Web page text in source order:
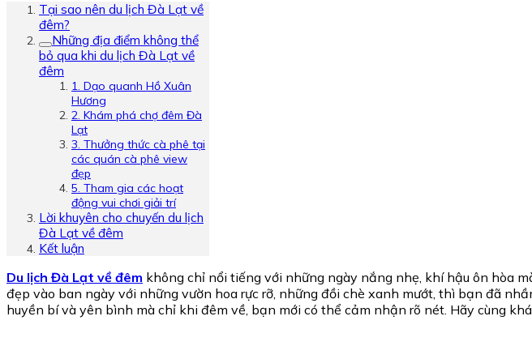
Tại sao nên du lịch Đà Lạt về
đêm?
Những địa điểm không thể
bỏ qua khi du lịch Đà Lạt về
đêm
1. Dạo quanh Hồ Xuân
Hương
2. Khám phá chợ đêm Đà
Lạt
3. Thưởng thức cà phê tại
các quán cà phê view
đẹp
5. Tham gia các hoạt
động vui chơi giải trí
Lời khuyên cho chuyến du lịch
Đà Lạt về đêm
Kết luận
Du lịch Đà Lạt về đêm không chỉ nổi tiếng với những ngày nắng nhẹ, khí hậu ôn hòa
đẹp vào ban ngày với những vườn hoa rực rỡ, những đồi chè xanh mướt, thì bạn đã
huyền bí và yên bình mà chỉ khi đêm về, bạn mới có thể cảm nhận rõ nét. Hãy cùng